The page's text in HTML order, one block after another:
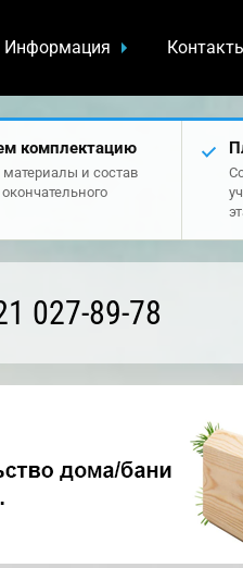
Информация
комплектацию
и состав
027-89-78